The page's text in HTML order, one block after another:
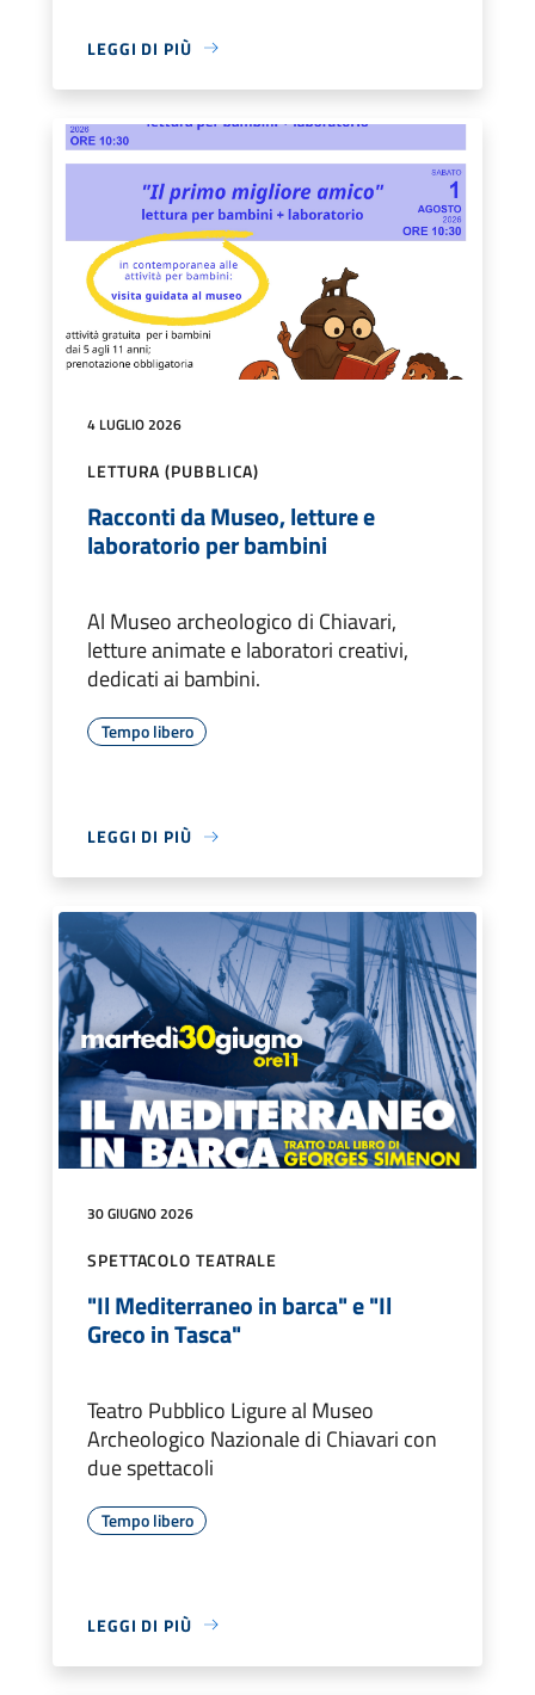
LEGGI DI PIÙ
4 LUGLIO 2026
LETTURA (PUBBLICA)
Racconti da Museo, letture e
laboratorio per bambini
Al Museo archeologico di Chiavari,
letture animate e laboratori creativi,
dedicati ai bambini.
Tempo libero
LEGGI DI PIÙ
30 GIUGNO 2026
SPETTACOLO TEATRALE
"Il Mediterraneo in barca" e "Il
Greco in Tasca"
Teatro Pubblico Ligure al Museo
Archeologico Nazionale di Chiavari con
due spettacoli
Tempo libero
LEGGI DI PIÙ